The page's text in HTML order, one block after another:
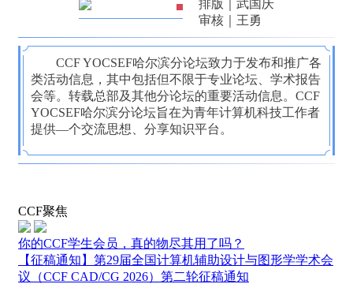
排版｜武国庆
审核｜王勇
CCF YOCSEF哈尔滨分论坛致力于发布和推广各
类活动信息，其中包括但不限于专业论坛、学术报告
会等。转载总部及其他分论坛的重要活动信息。CCF
YOCSEF哈尔滨分论坛旨在为青年计算机科技工作者
提供—个交流思想、分享知识平台。
CCF聚焦
你的CCF学生会员，真的物尽其用了吗？
【征稿通知】第29届全国计算机辅助设计与图形学学术会
议（CCF CAD/CG 2026）第二轮征稿通知